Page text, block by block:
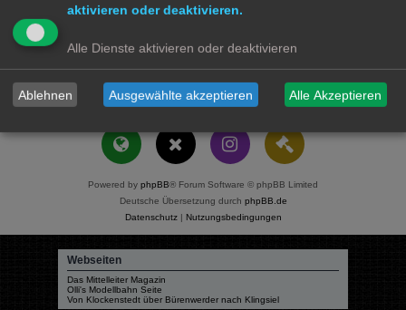
Zeichen der Beiträge anzeigen
Modellbahnforum Forum Alle Zeiten sindUTC+02:00
Powered by phpBB® Forum Software © phpBB Limited
Deutsche Übersetzung durch phpBB.de
Datenschutz| Nutzungsbedingungen
Webseiten
Das Mittelleiter Magazin
Olli's Modellbahn Seite
Von Klockenstedt über Bürenwerder nach Klingsiel
aktivieren oder deaktivieren.
Alle Dienste aktivieren oder deaktivieren
Ablehnen Ausgewählte akzeptieren Alle Akzeptieren